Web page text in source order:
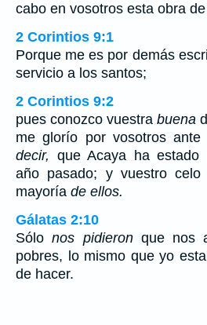
cabo en vosotros esta obra
2 Corintios 9:1
Porque me es por demás
servicio a los santos;
2 Corintios 9:2
pues conozco vuestra buena
me glorío por vosotros ante
decir, que Acaya ha estado
año pasado; y vuestro
mayoría de ellos.
Gálatas 2:10
Sólonos pidieronque nos
pobres, lo mismo que yo
de hacer.